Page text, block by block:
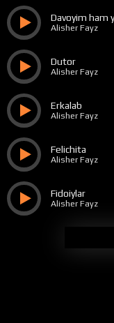
Davoyim ham
Alisher Fayz
Dutor
Alisher Fayz
Erkalab
Alisher Fayz
Felichita
Alisher Fayz
Fidoiylar
Alisher Fayz